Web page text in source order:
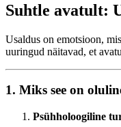
Suhtle avatult:
Usaldus on emotsioon,
uuringud näitavad, et
1. Miks see on
Psühholoogiline